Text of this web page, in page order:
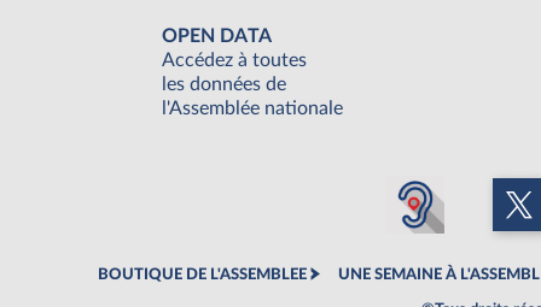
OPEN DATA
Accédez à toutes
les données de
l'Assemblée nationale
BOUTIQUE DE L'ASSEMBLEE UNE SEMAINE À